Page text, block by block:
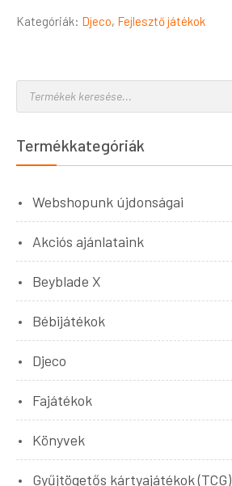
Kategóriák: Djeco, Fejlesztő játékok
Termékkategóriák
Webshopunk újdonságai
Akciós ajánlataink
Beyblade X
Bébijátékok
Djeco
Fajátékok
Könyvek
Gyűjtögetős kártyajátékok (TCG)